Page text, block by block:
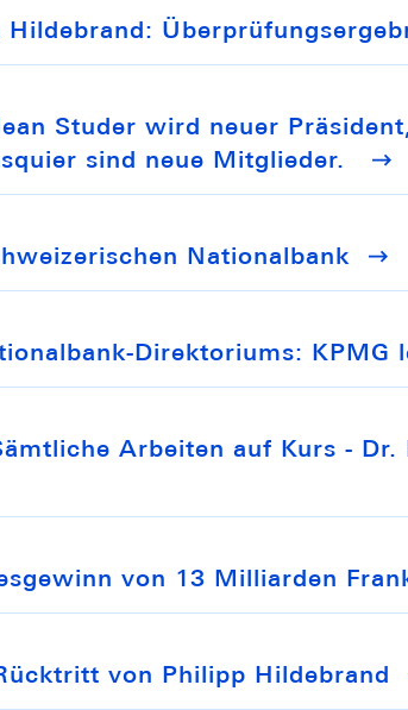
Hildebrand:
Studer wird neuer
sind neue Mitglieder.
Nationalbank
Direktoriums: KPMG
Arbeiten auf Kurs -
von 13 Milliarden
von Philipp Hildebrand